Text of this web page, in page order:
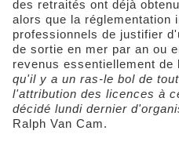
des retraités ont déjà
alors que la réglementation
professionnels de justifier
de sortie en mer par an ou
revenus essentiellement
qu'il y a un ras-le bol de
l'attribution des licences à
décidé lundi dernier
Ralph Van Cam.